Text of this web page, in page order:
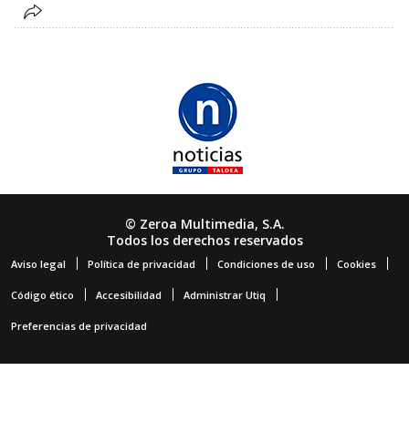
© Zeroa Multimedia, S.A.
Todos los derechos reservados
Aviso legal Política de privacidad Condiciones de uso Cookies
Código ético Accesibilidad Administrar Utiq
Preferencias de privacidad